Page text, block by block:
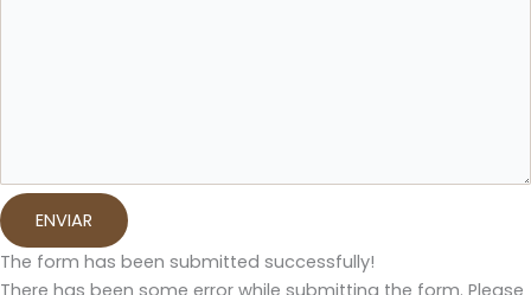
ENVIAR
The form has been submitted successfully!